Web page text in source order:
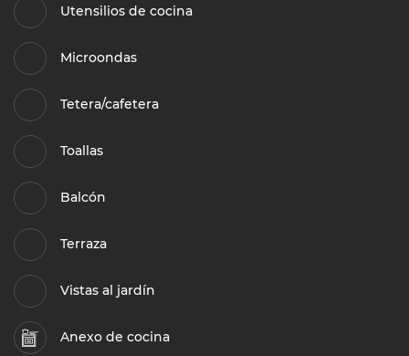
Utensilios de cocina
Microondas
Tetera/cafetera
Toallas
Balcón
Terraza
Vistas al jardín
Anexo de cocina